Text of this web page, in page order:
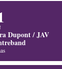
Dupont / JAV